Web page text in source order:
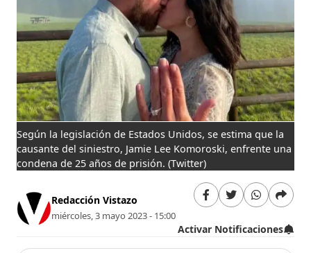
Según la legislación de Estados Unidos, se estima que la
causante del siniestro, Jamie Lee Komoroski, enfrente una
condena de 25 años de prisión. (Twitter)
Redacción Vistazo
miércoles, 3 mayo 2023 - 15:00
Activar Notificaciones